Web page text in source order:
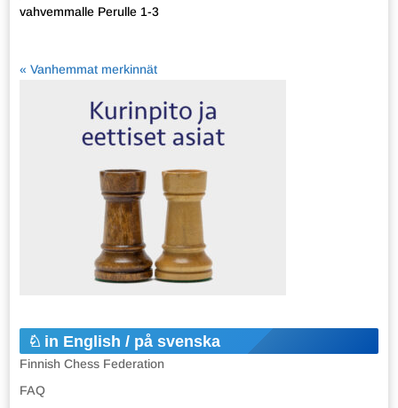
vahvemmalle Perulle 1-3
« Vanhemmat merkinnät
in English / på svenska
Finnish Chess Federation
FAQ